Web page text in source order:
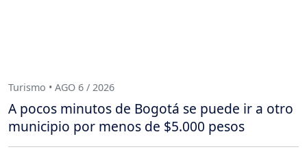
Turismo • AGO 6 / 2026
A pocos minutos de Bogotá se puede ir a otro
municipio por menos de $5.000 pesos